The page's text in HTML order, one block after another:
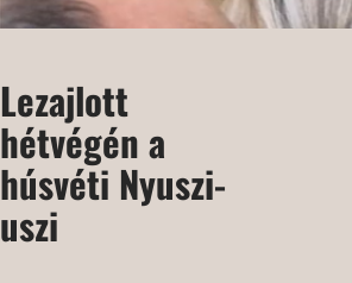
Lezajlott
hétvégén a
húsvéti Nyuszi-
uszi